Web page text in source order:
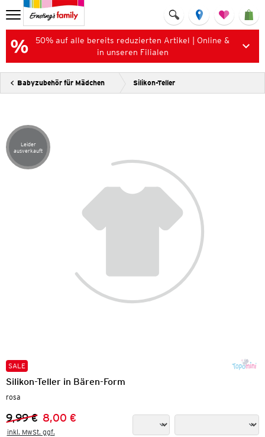
50% auf alle bereits reduzierten Artikel | Online &
in unseren Filialen
Babyzubehör für Mädchen Silikon-Teller
Artikel leider ausverkauft
Leider
ausverkauft
SALE
Silikon-Teller in Bären-Form
rosa
Vorheriger Preis:
9,99 €
Neuer Preis:
8,00 €
inkl. MwSt. ggf.